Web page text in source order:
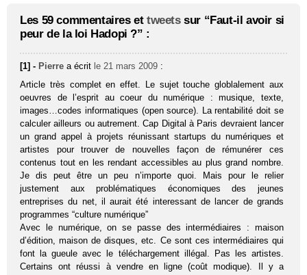
Les 59 commentaires et tweetssur “Faut-il avoir si
peur de la loi Hadopi ?” :
[1] - Pierre a écrit le 21 mars 2009 :
Article très complet en effet. Le sujet touche globlalement aux
oeuvres de l’esprit au coeur du numérique : musique, texte,
images…codes informatiques (open source). La rentabilité doit se
calculer ailleurs ou autrement. Cap Digital à Paris devraient lancer
un grand appel à projets réunissant startups du numériques et
artistes pour trouver de nouvelles façon de rémunérer ces
contenus tout en les rendant accessibles au plus grand nombre.
Je dis peut être un peu n’importe quoi. Mais pour le relier
justement aux problématiques économiques des jeunes
entreprises du net, il aurait été interessant de lancer de grands
programmes “culture numérique”
Avec le numérique, on se passe des intermédiaires : maison
d’édition, maison de disques, etc. Ce sont ces intermédiaires qui
font la gueule avec le téléchargement illégal. Pas les artistes.
Certains ont réussi à vendre en ligne (coût modique). Il y a